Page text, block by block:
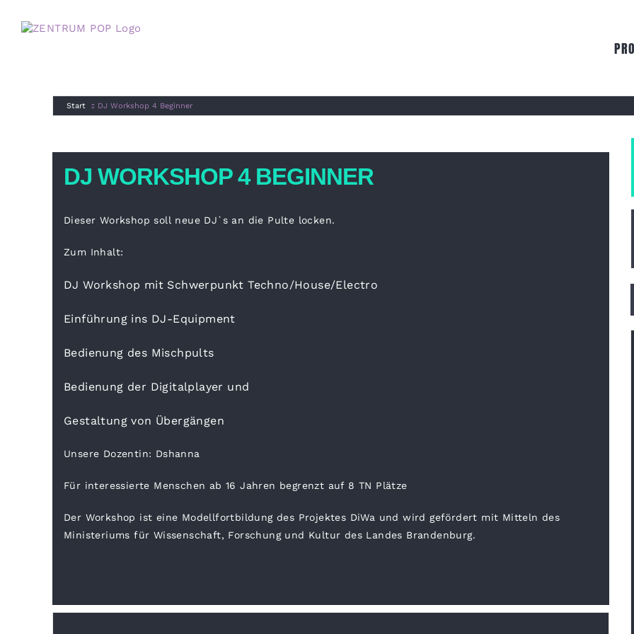
Inhalt
springen
Start DJ Workshop 4 Beginner
DJ WORKSHOP 4 BEGINNER
Dieser Workshop soll neue DJ`s an die Pulte locken.
Zum Inhalt:
DJ Workshop mit Schwerpunkt Techno/House/Electro
Einführung ins DJ-Equipment
Bedienung des Mischpults
Bedienung der Digitalplayer und
Gestaltungvon Übergängen
Unsere Dozentin: Dshanna
Für interessierte Menschen ab 16 Jahren begrenzt auf 8 TN Plätze
Der Workshop ist eine Modellfortbildung des Projektes DiWa und wird gefördert mit Mitteln des
Ministeriums für Wissenschaft, Forschung und Kultur des Landes Brandenburg.